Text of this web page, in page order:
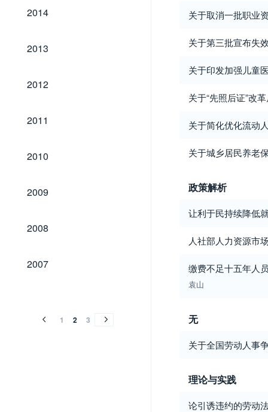
2014
2014
2013
2013
2012
2012
2011
2011
2010
2010
2009
2009
2008
2008
2007
2007
1 2 3
关于取消一批职业
关于第三批宣布失
关于印发加强儿童
关于“先照后证”改
关于简化优化流动
关于城乡居民养老
政策解析
让利于民持续降低
人社部人力资源市
缴费不足十五年人
袁山
无
关于全国劳动人事
理论与实践
论引诱违约的劳动